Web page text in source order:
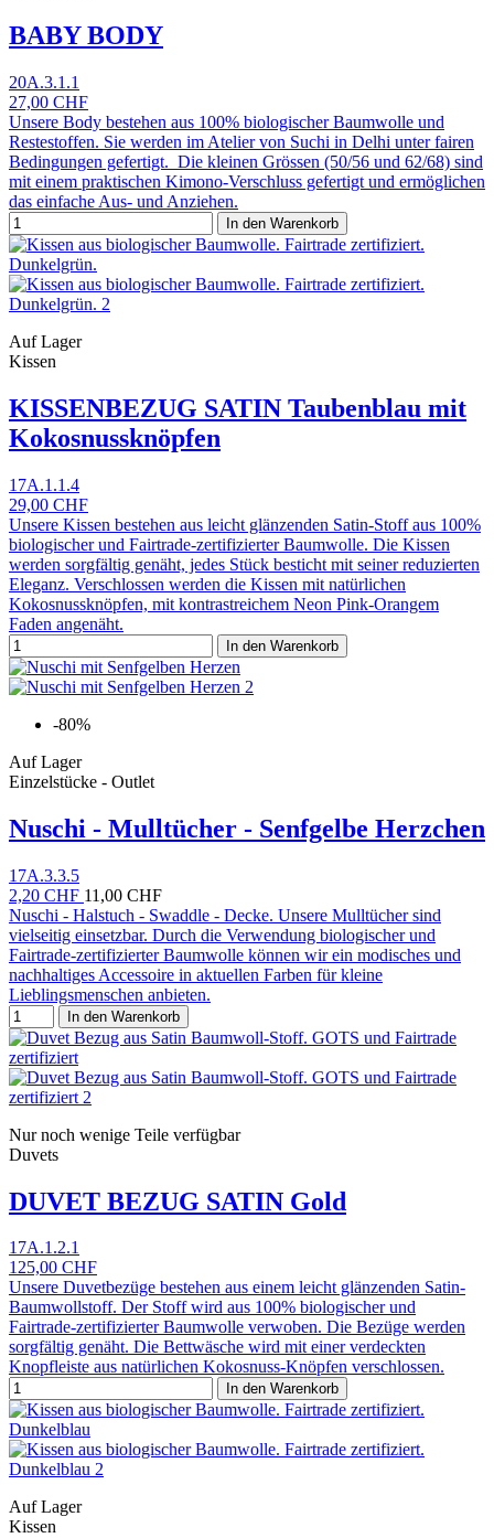
BABY BODY
20A.3.1.1
27,00 CHF
Unsere Body bestehen aus 100% biologischer Baumwolle und
Restestoffen. Sie werden im Atelier von Suchi in Delhi unter fairen
Bedingungen gefertigt. Die kleinen Grössen (50/56 und 62/68) sind
mit einem praktischen Kimono-Verschluss gefertigt und ermöglichen
das einfache Aus- und Anziehen.
In den Warenkorb
Auf Lager
Kissen
KISSENBEZUG SATIN Taubenblau mit
Kokosnussknöpfen
17A.1.1.4
29,00 CHF
Unsere Kissen bestehen aus leicht glänzenden Satin-Stoff aus 100%
biologischer und Fairtrade-zertifizierter Baumwolle. Die Kissen
werden sorgfältig genäht, jedes Stück besticht mit seiner reduzierten
Eleganz. Verschlossen werden die Kissen mit natürlichen
Kokosnussknöpfen, mit kontrastreichem Neon Pink-Orangem
Faden angenäht.
In den Warenkorb
-80%
Auf Lager
Einzelstücke - Outlet
Nuschi - Mulltücher - Senfgelbe Herzchen
17A.3.3.5
2,20 CHF 11,00 CHF
Nuschi - Halstuch - Swaddle - Decke. Unsere Mulltücher sind
vielseitig einsetzbar. Durch die Verwendung biologischer und
Fairtrade-zertifizierter Baumwolle können wir ein modisches und
nachhaltiges Accessoire in aktuellen Farben für kleine
Lieblingsmenschen anbieten.
In den Warenkorb
Nur noch wenige Teile verfügbar
Duvets
DUVET BEZUG SATIN Gold
17A.1.2.1
125,00 CHF
Unsere Duvetbezüge bestehen aus einem leicht glänzenden Satin-
Baumwollstoff. Der Stoff wird aus 100% biologischer und
Fairtrade-zertifizierter Baumwolle verwoben. Die Bezüge werden
sorgfältig genäht. Die Bettwäsche wird mit einer verdeckten
Knopfleiste aus natürlichen Kokosnuss-Knöpfen verschlossen.
In den Warenkorb
Auf Lager
Kissen